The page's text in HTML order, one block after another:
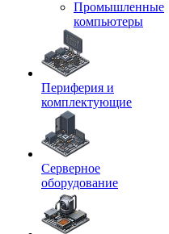
Промышленные
компьютеры
Периферия и
комплектующие
Серверное
оборудование